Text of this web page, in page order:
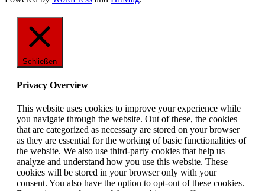
Schließen
Privacy Overview
This website uses cookies to improve your experience while
you navigate through the website. Out of these, the cookies
that are categorized as necessary are stored on your browser
as they are essential for the working of basic functionalities of
the website. We also use third-party cookies that help us
analyze and understand how you use this website. These
cookies will be stored in your browser only with your
consent. You also have the option to opt-out of these cookies.